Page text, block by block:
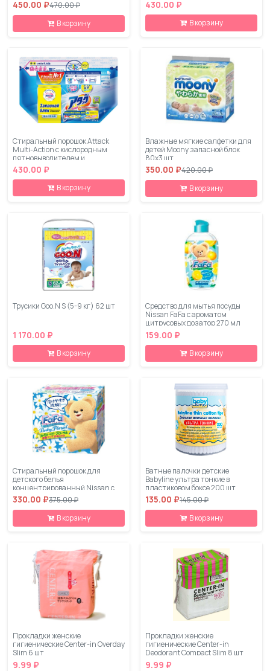
450.00 ₽470.00 ₽
В корзину
430.00 ₽
В корзину
Стиральный порошок Attack
Multi-Action с кислородным
пятновыводителем и
кондиционером 0,81 кг
430.00 ₽
В корзину
Влажные мягкие салфетки для
детей Moony запасной блок
80х3 шт
350.00 ₽420.00 ₽
В корзину
Трусики Goo.N S (5-9 кг) 62 шт
1 170.00 ₽
В корзину
Средство для мытья посуды
Nissan FaFa с ароматом
цитрусовых дозатор 270 мл
159.00 ₽
В корзину
Стиральный порошок для
детского белья
концентрированный Nissan с
кондиционером "FaFa
Цветочный" 900 г
330.00 ₽375.00 ₽
В корзину
Ватные палочки детские
Babyline ультра тонкие в
пластиковом боксе 200 шт
135.00 ₽145.00 ₽
В корзину
Прокладки женские
гигиенические Center-in Overday
Slim 6 шт
9.99 ₽
Прокладки женские
гигиенические Center-in
Deodorant Compact Slim 8 шт
9.99 ₽